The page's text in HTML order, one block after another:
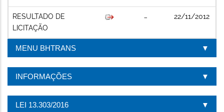
RESULTADO DE
LICITAÇÃO
22/11/2012
MENU BHTRANS
INFORMAÇÕES
LEI 13.303/2016